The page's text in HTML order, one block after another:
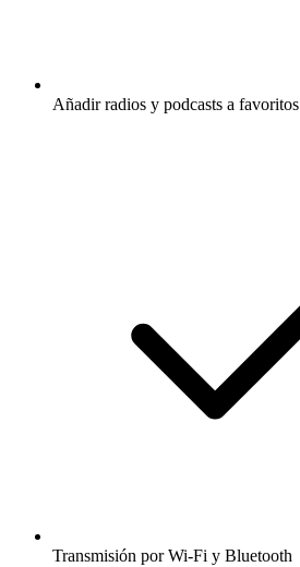
Añadir radios y podcasts a favoritos
Transmisión por Wi-Fi y Bluetooth